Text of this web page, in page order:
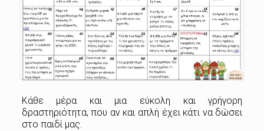
Κάθε μέρα και μια εύκολη και γρήγορη
δραστηριότητα, που αν και απλή έχει κάτι να δώσει
στο παιδί μας.